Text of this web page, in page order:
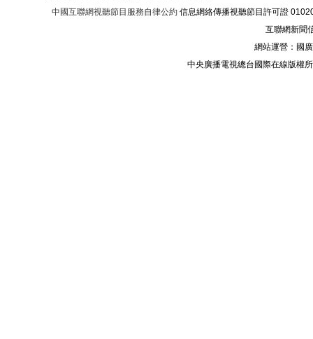
中國互聯網視聽節目服務自律公約信息網絡傳播視聽節目許可證
互聯網新聞
網站運營：國
中央廣播電視總台國際在線版權